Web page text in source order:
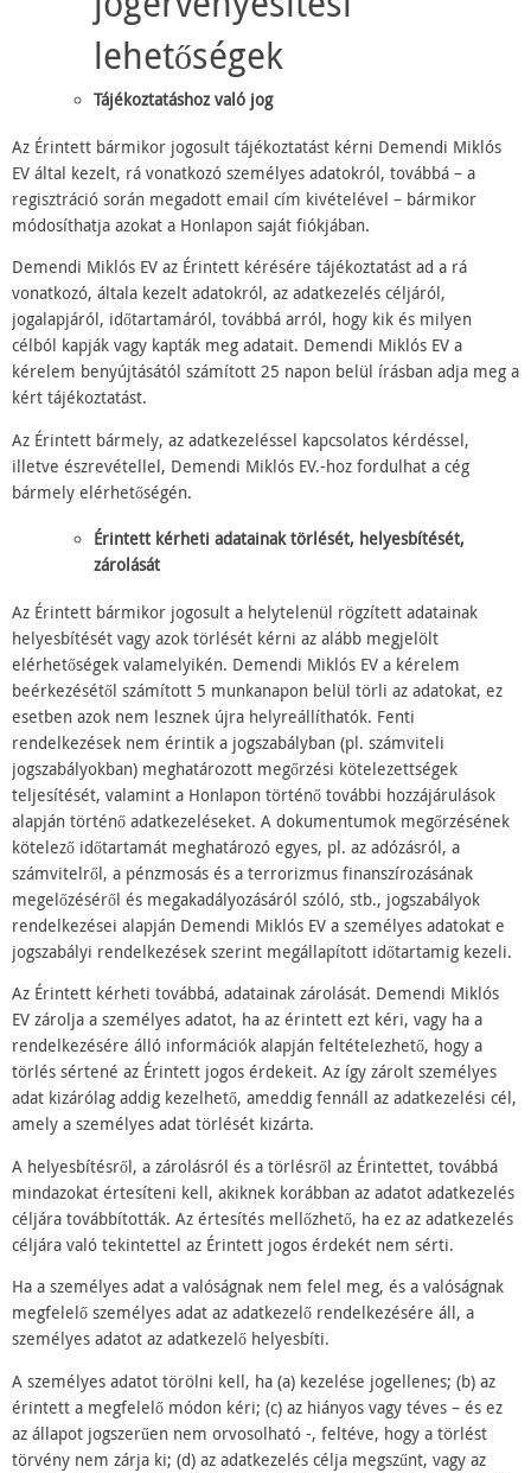
lehetőségek
Tájékoztatáshoz való jog
Az Érintett bármikor jogosult tájékoztatást kérni Demendi Miklós
EV által kezelt, rá vonatkozó személyes adatokról, továbbá – a
regisztráció során megadott email cím kivételével – bármikor
módosíthatja azokat a Honlapon saját fiókjában.
Demendi Miklós EV az Érintett kérésére tájékoztatást ad a rá
vonatkozó, általa kezelt adatokról, az adatkezelés céljáról,
jogalapjáról, időtartamáról, továbbá arról, hogy kik és milyen
célból kapják vagy kapták meg adatait. Demendi Miklós EV a
kérelem benyújtásától számított 25 napon belül írásban adja meg a
kért tájékoztatást.
Az Érintett bármely, az adatkezeléssel kapcsolatos kérdéssel,
illetve észrevétellel, Demendi Miklós EV.-hoz fordulhat a cég
bármely elérhetőségén.
Érintett kérheti adatainak törlését, helyesbítését,
zárolását
Az Érintett bármikor jogosult a helytelenül rögzített adatainak
helyesbítését vagy azok törlését kérni az alább megjelölt
elérhetőségek valamelyikén. Demendi Miklós EV a kérelem
beérkezésétől számított 5 munkanapon belül törli az adatokat, ez
esetben azok nem lesznek újra helyreállíthatók. Fenti
rendelkezések nem érintik a jogszabályban (pl. számviteli
jogszabályokban) meghatározott megőrzési kötelezettségek
teljesítését, valamint a Honlapon történő további hozzájárulások
alapján történő adatkezeléseket. A dokumentumok megőrzésének
kötelező időtartamát meghatározó egyes, pl. az adózásról, a
számvitelről, a pénzmosás és a terrorizmus finanszírozásának
megelőzéséről és megakadályozásáról szóló, stb., jogszabályok
rendelkezései alapján Demendi Miklós EV a személyes adatokat e
jogszabályi rendelkezések szerint megállapított időtartamig kezeli.
Az Érintett kérheti továbbá, adatainak zárolását. Demendi Miklós
EV zárolja a személyes adatot, ha az érintett ezt kéri, vagy ha a
rendelkezésére álló információk alapján feltételezhető, hogy a
törlés sértené az Érintett jogos érdekeit. Az így zárolt személyes
adat kizárólag addig kezelhető, ameddig fennáll az adatkezelési cél,
amely a személyes adat törlését kizárta.
A helyesbítésről, a zárolásról és a törlésről az Érintettet, továbbá
mindazokat értesíteni kell, akiknek korábban az adatot adatkezelés
céljára továbbították. Az értesítés mellőzhető, ha ez az adatkezelés
céljára való tekintettel az Érintett jogos érdekét nem sérti.
Ha a személyes adat a valóságnak nem felel meg, és a valóságnak
megfelelő személyes adat az adatkezelő rendelkezésére áll, a
személyes adatot az adatkezelő helyesbíti.
A személyes adatot törölni kell, ha (a) kezelése jogellenes; (b) az
érintett a megfelelő módon kéri; (c) az hiányos vagy téves – és ez
az állapot jogszerűen nem orvosolható -, feltéve, hogy a törlést
törvény nem zárja ki; (d) az adatkezelés célja megszűnt, vagy az